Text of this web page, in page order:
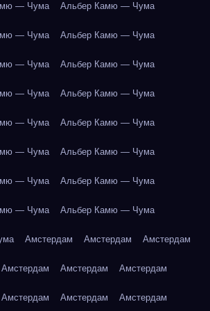
— Чума Альбер Камю — Чума
— Чума Альбер Камю — Чума
— Чума Альбер Камю — Чума
— Чума Альбер Камю — Чума
— Чума Альбер Камю — Чума
— Чума Альбер Камю — Чума
— Чума Альбер Камю — Чума
— Чума Альбер Камю — Чума
Амстердам Амстердам Амстердам
Амстердам Амстердам Амстердам
Амстердам Амстердам Амстердам